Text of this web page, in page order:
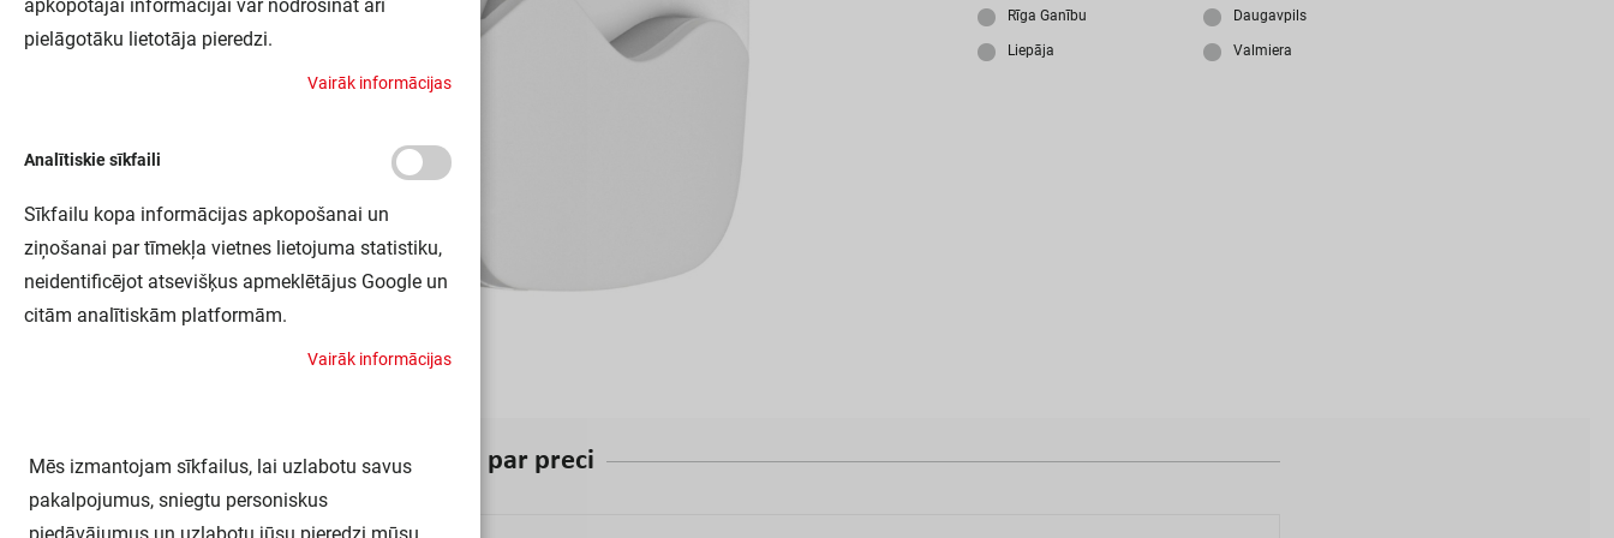
Aiz
Rīga Ganību Daugavpils
Liepāja Valmiera
Inform par preci
apkopotajai informācijai var nodrošināt arī
pielāgotāku lietotāja pieredzi.
Vairāk informācijas
Analītiskie sīkfaili
Sīkfailu kopa informācijas apkopošanai un
ziņošanai par tīmekļa vietnes lietojuma statistiku,
neidentificējot atsevišķus apmeklētājus Google un
citām analītiskām platformām.
Vairāk informācijas
Mēs izmantojam sīkfailus, lai uzlabotu savus
pakalpojumus, sniegtu personiskus